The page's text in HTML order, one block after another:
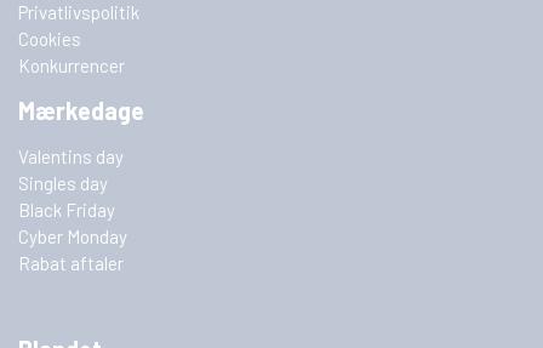
Privatlivspolitik
Cookies
Konkurrencer
Mærkedage
Valentins day
Singles day
Black Friday
Cyber Monday
Rabat aftaler